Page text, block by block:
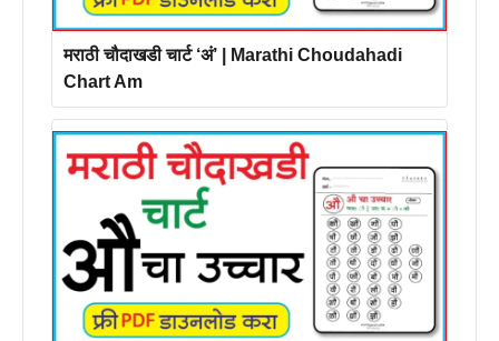
मराठी चौदाखडी चार्ट ‘अं’ | Marathi Choudahadi
Chart Am